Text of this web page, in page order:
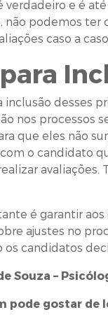
verdadeiro e é
não podemos ter
caso a caso.
inclusão desses
nos processos
que eles não
o candidato
é garantir
ajustes no
os candidatos
Souza –
pode gostar de